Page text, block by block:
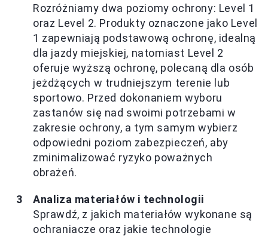
Rozróżniamy dwa poziomy ochrony: Level 1
oraz Level 2. Produkty oznaczone jako Level
1 zapewniają podstawową ochronę, idealną
dla jazdy miejskiej, natomiast Level 2
oferuje wyższą ochronę, polecaną dla osób
jeżdżących w trudniejszym terenie lub
sportowo. Przed dokonaniem wyboru
zastanów się nad swoimi potrzebami w
zakresie ochrony, a tym samym wybierz
odpowiedni poziom zabezpieczeń, aby
zminimalizować ryzyko poważnych
obrażeń.
Analiza materiałów i technologii
Sprawdź, z jakich materiałów wykonane są
ochraniacze oraz jakie technologie